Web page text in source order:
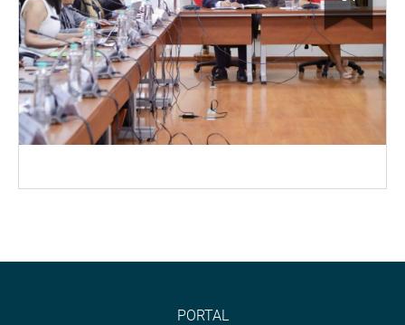
PORTAL